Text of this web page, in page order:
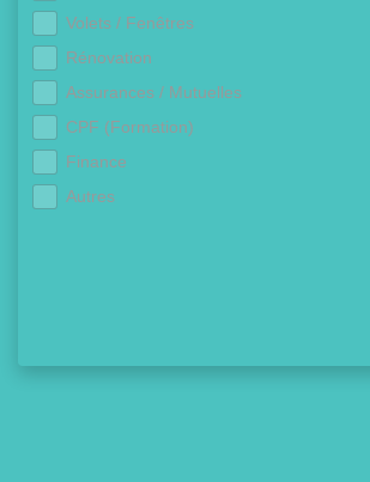
Volets / Fenêtres
Rénovation
Assurances / Mutuelles
CPF (Formation)
Finance
Autres